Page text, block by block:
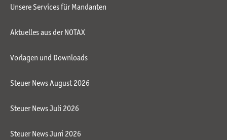
Unsere Services für Mandanten
Aktuelles aus der NOTAX
Vorlagen und Downloads
Steuer News August 2026
Steuer News Juli 2026
Steuer News Juni 2026